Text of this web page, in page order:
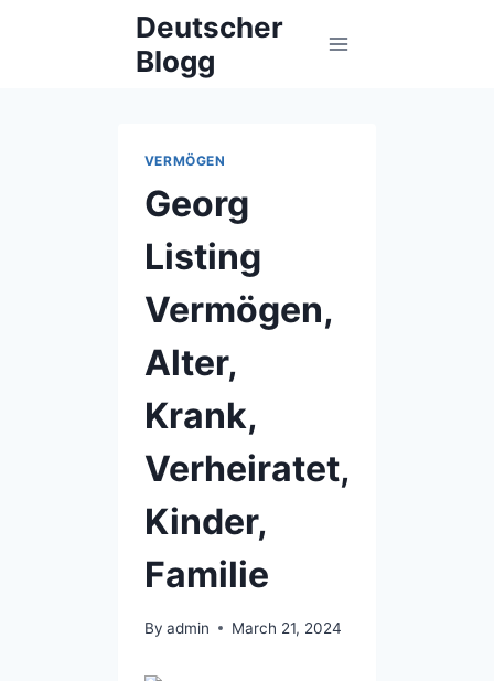
Deutscher
Blogg
VERMÖGEN
Georg
Listing
Vermögen,
Alter,
Krank,
Verheiratet,
Kinder,
Familie
By admin March 21, 2024